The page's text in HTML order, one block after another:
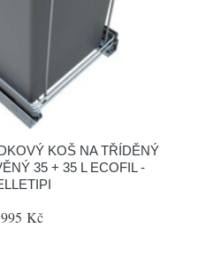
KOŠ NA TŘÍDĚNÝ
35 + 35 L ECOFIL -
Kč